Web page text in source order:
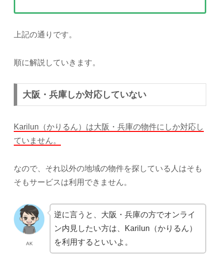
上記の通りです。
順に解説していきます。
大阪・兵庫しか対応していない
Karilun（かりるん）は大阪・兵庫の物件にしか対応し
ていません。
なので、それ以外の地域の物件を探している人はそも
そもサービスは利用できません。
AK
逆に言うと、大阪・兵庫の方でオンライ
ン内見したい方は、Karilun（かりるん）
を利用するといいよ。